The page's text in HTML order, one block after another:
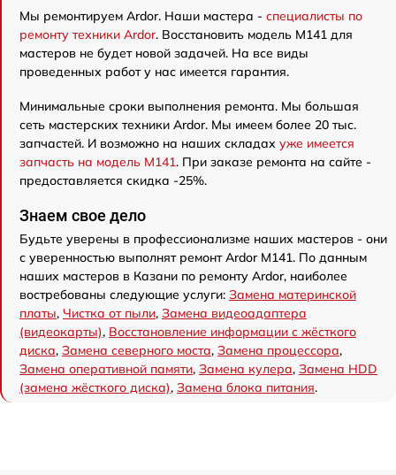
Мы ремонтируем Ardor. Наши мастера - специалисты по
ремонту техники Ardor. Восстановить модель M141 для
мастеров не будет новой задачей. На все виды
проведенных работ у нас имеется гарантия.
Минимальные сроки выполнения ремонта. Мы большая
сеть мастерских техники Ardor. Мы имеем более 20 тыс.
запчастей. И возможно на наших складах уже имеется
запчасть на модель M141. При заказе ремонта на сайте -
предоставляется скидка -25%.
Знаем свое дело
Будьте уверены в профессионализме наших мастеров - они
с уверенностью выполнят ремонт Ardor M141. По данным
наших мастеров в Казани по ремонту Ardor, наиболее
востребованы следующие услуги: Замена материнской
платы, Чистка от пыли, Замена видеоадаптера
(видеокарты), Восстановление информации с жёсткого
диска, Замена северного моста, Замена процессора,
Замена оперативной памяти, Замена кулера, Замена HDD
(замена жёсткого диска), Замена блока питания.